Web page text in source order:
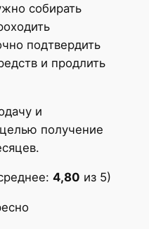
собирать
подтвердить
и продлить
и
получение
4,80 из 5)